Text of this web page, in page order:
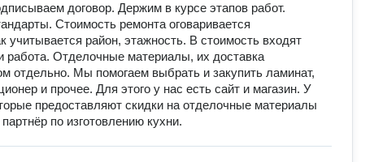
договор. Держим в курсе этапов работ.
Стоимость ремонта оговаривается
учитывается район, этажность. В стоимость входят
работа. Отделочные материалы, их доставка
отдельно. Мы помогаем выбрать и закупить ламинат,
и прочее. Для этого у нас есть сайт и магазин. У
предоставляют скидки на отделочные материалы
по изготовлению кухни.